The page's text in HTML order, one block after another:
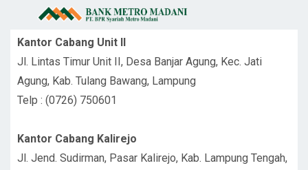
Kantor Cabang Unit II
Jl. Lintas Timur Unit II, Desa Banjar Agung, Kec. Jati
Agung, Kab. Tulang Bawang, Lampung
Telp : (0726) 750601
Kantor Cabang Kalirejo
Jl. Jend. Sudirman, Pasar Kalirejo, Kab. Lampung Tengah,